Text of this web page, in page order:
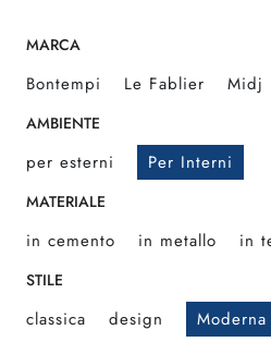
MARCA
Bontempi Le Fablier Midj
AMBIENTE
per esterni Per Interni
MATERIALE
in cemento in metallo in
STILE
classica design Moderna